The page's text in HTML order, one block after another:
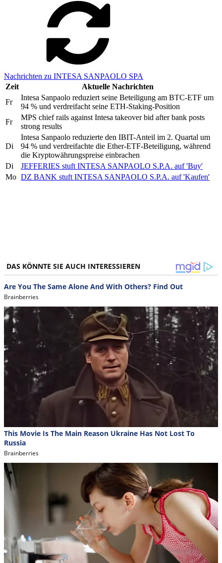
Nachrichten zu INTESA SANPAOLO SPA
Zeit
Aktuelle Nachrichten
Fr
Intesa Sanpaolo reduziert seine Beteiligung am BTC-ETF um
94 % und verdreifacht seine ETH-Staking-Position
Fr
MPS chief rails against Intesa takeover bid after bank posts
strong results
Di
Intesa Sanpaolo reduzierte den IBIT-Anteil im 2. Quartal um
94 % und verdreifachte die Ether-ETF-Beteiligung, während
die Kryptowährungspreise einbrachen
Di
JEFFERIES stuft INTESA SANPAOLO S.P.A. auf 'Buy'
Mo DZ BANK stuft INTESA SANPAOLO S.P.A. auf 'Kaufen'